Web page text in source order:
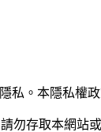
私。本隱私
勿存取本網站